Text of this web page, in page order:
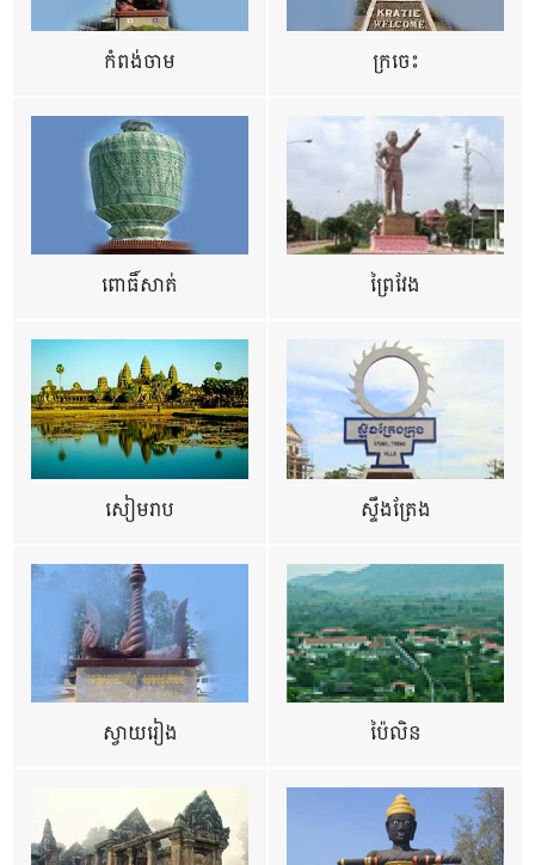
កំពង់ចាម ក្រចេះ
ពោធិ៍សាត់ ព្រៃវែង
សៀមរាប ស្ទឹងត្រែង
ស្វាយរៀង ប៉ៃលិន